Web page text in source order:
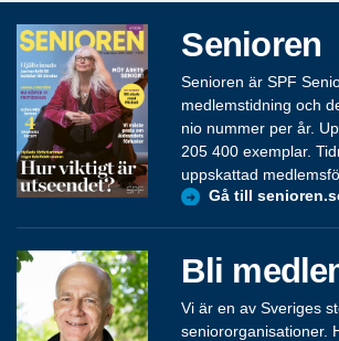
Senioren
Senioren är SPF
medlemstidning och
nio nummer per år.
205 400 exemplar.
uppskattad
Gå till
Bli
Vi är en av Sveriges
seniororganisationer.